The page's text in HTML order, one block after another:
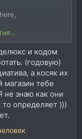
будет
продления
была снята
получать
после чего
сняты
с вашей
благодарим
самое
и кодом
(годовую)
а косяк их
тебе
не знаю как они
определяет )))